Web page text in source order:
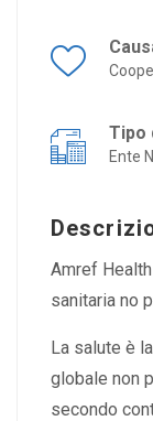
Tipo
Ente
Amref
sanitaria no
La salute è
globale non
secondo